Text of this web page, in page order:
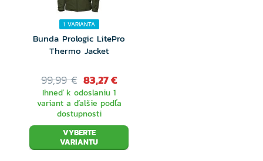
1 VARIANTA
Bunda Prologic LitePro
Thermo Jacket
99,99 € 83,27 €
Ihneď k odoslaniu 1
variant a ďalšie podľa
dostupnosti
VYBERTE
VARIANTU